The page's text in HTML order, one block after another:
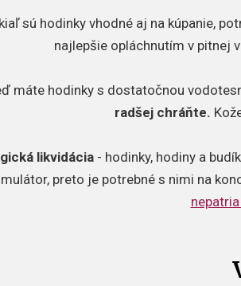
sú hodinky vhodné aj na kúpanie,
najlepšie opláchnutím v pitnej
máte hodinky s dostatočnou
radšej chráňte.
likvidácia - hodinky, hodiny a
preto je potrebné s nimi na